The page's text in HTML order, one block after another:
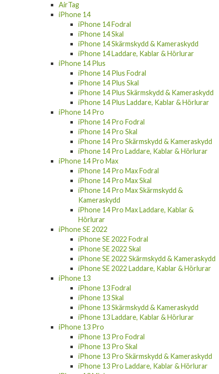
iPhone 14
iPhone 14 Fodral
iPhone 14 Skal
iPhone 14 Skärmskydd & Kameraskydd
iPhone 14 Laddare, Kablar & Hörlurar
iPhone 14 Plus
iPhone 14 Plus Fodral
iPhone 14 Plus Skal
iPhone 14 Plus Skärmskydd & Kameraskydd
iPhone 14 Plus Laddare, Kablar & Hörlurar
iPhone 14 Pro
iPhone 14 Pro Fodral
iPhone 14 Pro Skal
iPhone 14 Pro Skärmskydd & Kameraskydd
iPhone 14 Pro Laddare, Kablar & Hörlurar
iPhone 14 Pro Max
iPhone 14 Pro Max Fodral
iPhone 14 Pro Max Skal
iPhone 14 Pro Max Skärmskydd &
Kameraskydd
iPhone 14 Pro Max Laddare, Kablar &
Hörlurar
iPhone SE 2022
iPhone SE 2022 Fodral
iPhone SE 2022 Skal
iPhone SE 2022 Skärmskydd & Kameraskydd
iPhone SE 2022 Laddare, Kablar & Hörlurar
iPhone 13
iPhone 13 Fodral
iPhone 13 Skal
iPhone 13 Skärmskydd & Kameraskydd
iPhone 13 Laddare, Kablar & Hörlurar
iPhone 13 Pro
iPhone 13 Pro Fodral
iPhone 13 Pro Skal
iPhone 13 Pro Skärmskydd & Kameraskydd
iPhone 13 Pro Laddare, Kablar & Hörlurar
iPhone 13 Mini